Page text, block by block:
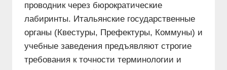
проводник через бюрократические
лабиринты. Итальянские государственные
органы (Квестуры, Префектуры, Коммуны) и
учебные заведения предъявляют строгие
требования к точности терминологии и